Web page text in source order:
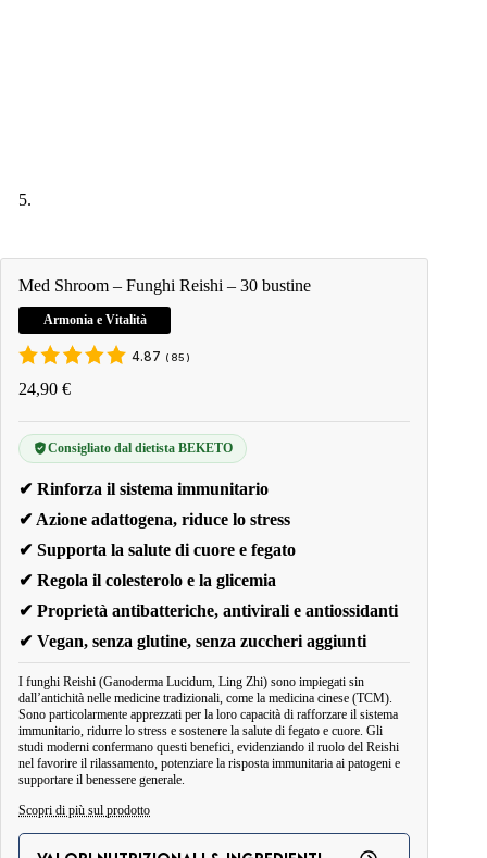
Med Shroom – Funghi Reishi – 30 bustine
Armonia e Vitalità
4.87 ( 85 )
24,90 €
Consigliato dal dietista BEKETO
✔ Rinforza il sistema immunitario
✔ Azione adattogena, riduce lo stress
✔ Supporta la salute di cuore e fegato
✔ Regola il colesterolo e la glicemia
✔ Proprietà antibatteriche, antivirali e antiossidanti
✔ Vegan, senza glutine, senza zuccheri aggiunti
I funghi Reishi (Ganoderma Lucidum, Ling Zhi) sono impiegati sin
dall’antichità nelle medicine tradizionali, come la medicina cinese (TCM).
Sono particolarmente apprezzati per la loro capacità di rafforzare il sistema
immunitario, ridurre lo stress e sostenere la salute di fegato e cuore. Gli
studi moderni confermano questi benefici, evidenziando il ruolo del Reishi
nel favorire il rilassamento, potenziare la risposta immunitaria ai patogeni e
supportare il benessere generale.
Scopri di più sul prodotto
I triterpeni estratti dal carpoforo del fungo possiedono proprietà